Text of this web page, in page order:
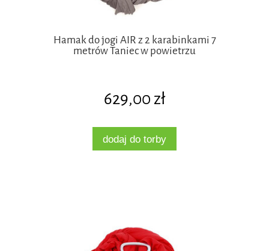
Hamak do jogi AIR z 2 karabinkami 7
metrów Taniec w powietrzu
629,00 zł
dodaj do torby